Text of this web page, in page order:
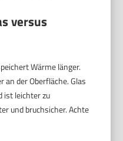
versus
Wärme länger.
der Oberfläche. Glas
ist leichter zu
und bruchsicher. Achte